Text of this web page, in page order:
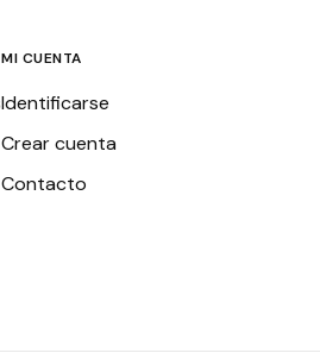
MI CUENTA
Identificarse
Crear cuenta
Contacto